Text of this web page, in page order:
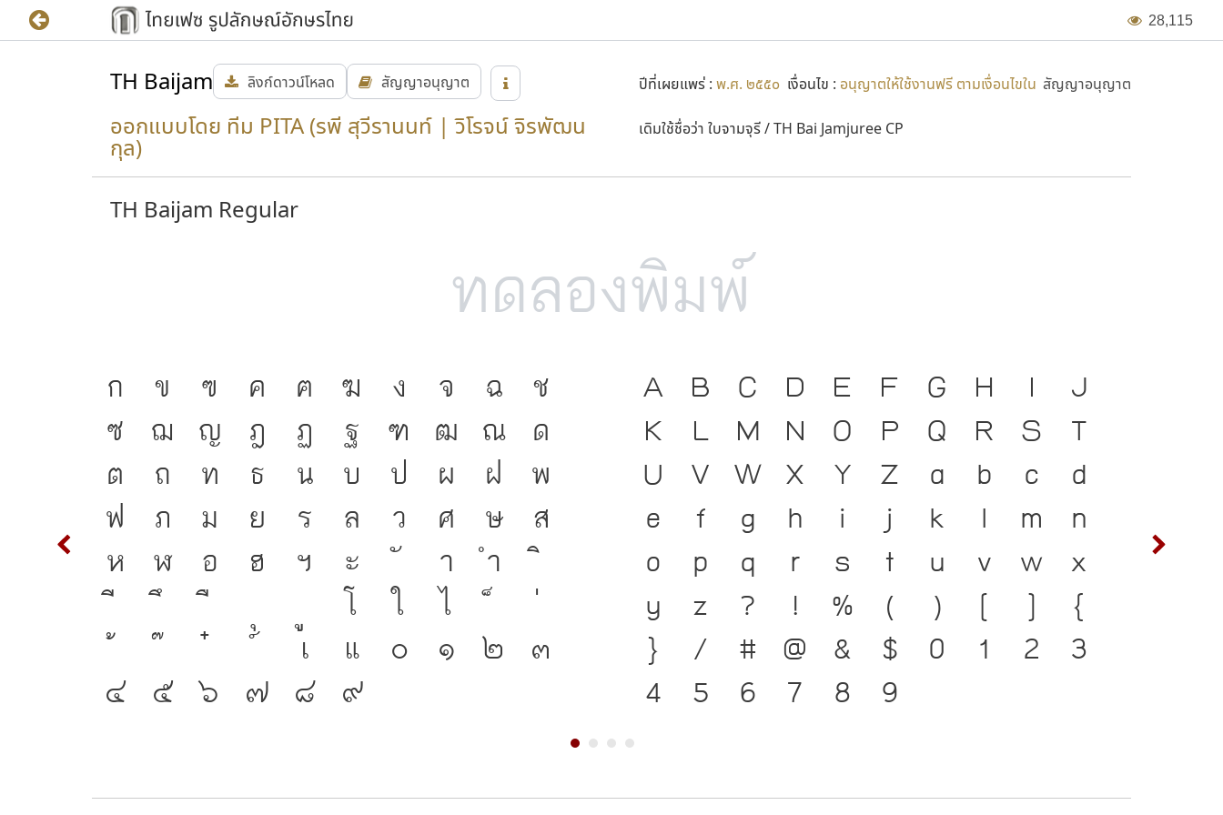
28,115
ฟอนต์นี้เป็นหนึ่งในโครงการเผยแพร่ฟอนต์ลิขสิทธิ์จากสำนักงานส่งเสริมอุตสาหกรรมซอฟต์แวร์แห่งชาติ (SIPA) กระทรวงเทคโนโลยีสารสนเทศและการสื่อสาร เพื่อแจกจ่ายให้
ใช้อย่างเสรี ปราศจากปัญหาด้านลิขสิทธิ์ เป็นความภาคภูมิใจในความเป็นชาติ และเอกลักษณ์ของความเป็นชาติไทย
ที่มาข้อมูล :วิกิพีเดีย
TH Baijam ลิงก์ดาวน์โหลด สัญญาอนุญาต ปีที่เผยแพร่ : พ.ศ. ๒๕๕๐ เงื่อนไข : อนุญาตให้ใช้งานฟรี ตามเงื่อนไขใน สัญญาอนุญาต
ออกแบบโดย ทีม PITA (รพี สุวีรานนท์ | วิโรจน์ จิรพัฒน
กุล)
เดิมใช้ชื่อว่า ใบจามจุรี / TH Bai Jamjuree CP
TH Baijam Regular
ก ข ฃ ค ฅ ฆ ง จ ฉ
ช
ซ
ฌ ญ ฎ ฏ ฐ ฑ ฒ ณ
ด
ต
ถ ท ธ น บ ป ผ ฝ
พ
ฟ
ภ ม ย ร ล ว ศ ษ
ส
ห
ฬ อ ฮ ฯ ะ า
ำ
โ
ใ
ไ
เ
แ ๐ ๑ ๒
๓
๔
๕ ๖ ๗ ๘ ๙
A B C D E F G H I
J
K
L M N O P Q R S
T
U
V W X Y Z a b c
d
e
f g h i j k l m
n
o
p q r s t u v w
x
y
z ? ! % ( ) [ ]
{
}
/ # @ & $ 0 1 2
3
4
5 6 7 8 9
ภาษา คือ เครื่องมือสำคัญที่ทำให้ความเป็น
ชาติดำรงอยู่ได้ ภาษา คือ สะพานเชื่อมตัว
ตนของชนชาติ จากอดีตสู่ปัจจุบัน ตัวพิมพ์
คือ เครื่องมือสำคัญที่ทำให้ภาษาดำรงอยู่ได้
แบบตัวพิมพ์ที่พัฒนาทันกระแสการ
เปลี่ยนแปลง คือ โครงสร้างแกร่งของ
สะพานที่เชื่อมตัวตนของชาติ จากปัจจุบันสู่
อนาคต
ห